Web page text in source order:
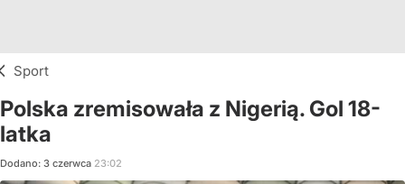
Sport
Polska zremisowała z Nigerią. Gol 18-
latka
Dodano: 3 czerwca 23:02